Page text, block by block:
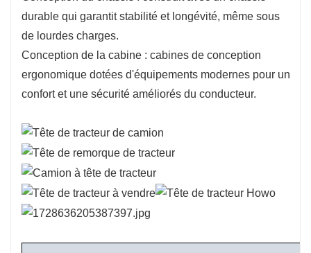
durable qui garantit stabilité et longévité, même sous
de lourdes charges.
Conception de la cabine : cabines de conception
ergonomique dotées d'équipements modernes pour un
confort et une sécurité améliorés du conducteur.